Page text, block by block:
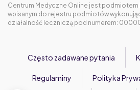
Centrum Medyczne Online jest
wpisanym do rejestru podmiotów
działalność leczniczą pod numerem:
Często zadawane pytania
Regulaminy Polityka